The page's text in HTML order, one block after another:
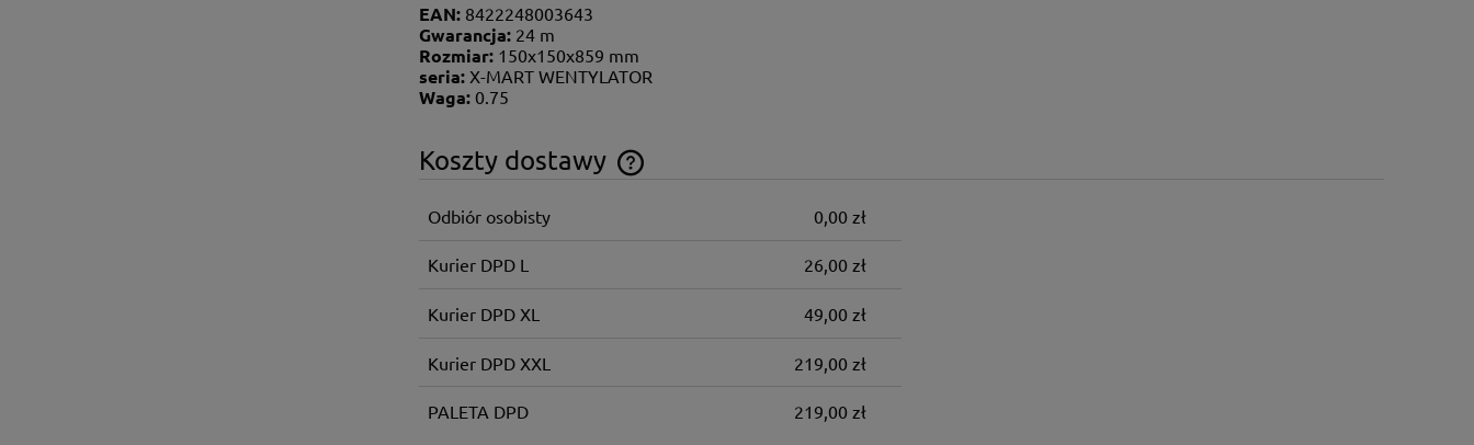
EAN: 8422248003643
Gwarancja: 24 m
Rozmiar: 150x150x859 mm
seria: X-MART WENTYLATOR
Waga: 0.75
Koszty dostawy
Cena nie zawiera ewentualnych kosztów
Odbiór osobisty 0,00 zł
Kurier DPD L 26,00 zł
Kurier DPD XL 49,00 zł
Kurier DPD XXL 219,00 zł
PALETA DPD 219,00 zł